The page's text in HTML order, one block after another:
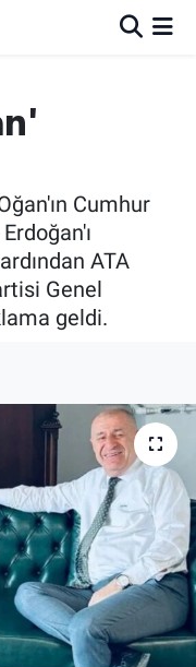
Cumhur
ATA
Genel
geldi.